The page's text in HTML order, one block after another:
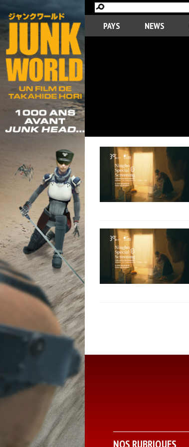
PAYS NEWS
NOS RUBRIQUES